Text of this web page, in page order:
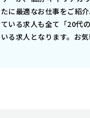
に最適なお仕事をご紹
いる求人も全て「20代
る求人となります。お気